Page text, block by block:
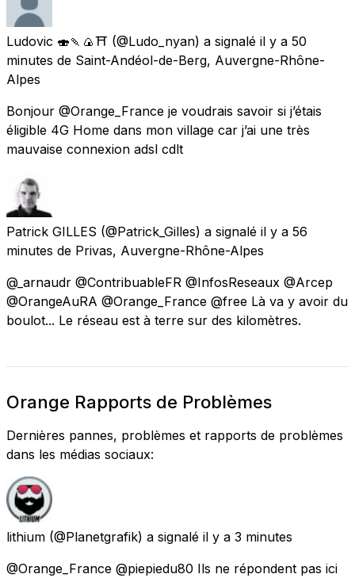
Ludovic 🍣🍡🍙⛩ (@Ludo_nyan) a signalé il y a 50
minutes de Saint-Andéol-de-Berg, Auvergne-Rhône-
Alpes
Bonjour @Orange_France je voudrais savoir si j’étais
éligible 4G Home dans mon village car j’ai une très
mauvaise connexion adsl cdlt
Patrick GILLES (@Patrick_Gilles) a signalé il y a 56
minutes de Privas, Auvergne-Rhône-Alpes
@_arnaudr @ContribuableFR @InfosReseaux @Arcep
@OrangeAuRA @Orange_France @free Là va y avoir du
boulot... Le réseau est à terre sur des kilomètres.
Orange Rapports de Problèmes
Dernières pannes, problèmes et rapports de problèmes
dans les médias sociaux:
lithium (@Planetgrafik) a signalé il y a 3 minutes
@Orange_France @piepiedu80 Ils ne répondent pas ici